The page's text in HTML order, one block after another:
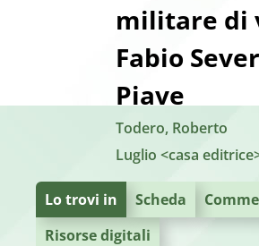
militare di
Fabio
Piave
Todero, Roberto
Luglio <casa
Lo trovi in Scheda
Risorse digitali